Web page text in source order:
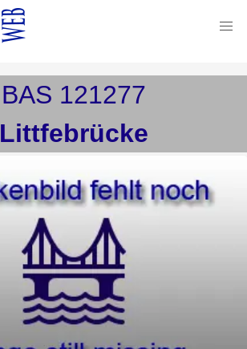
BAS 121277
Littfebrücke